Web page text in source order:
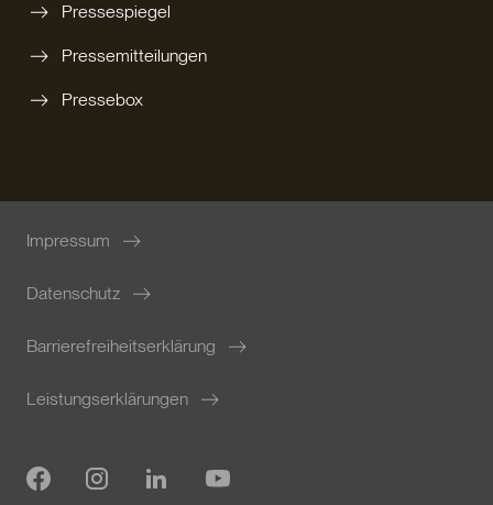
Pressespiegel
Pressemitteilungen
Pressebox
Impressum
Datenschutz
Barrierefreiheitserklärung
Leistungserklärungen